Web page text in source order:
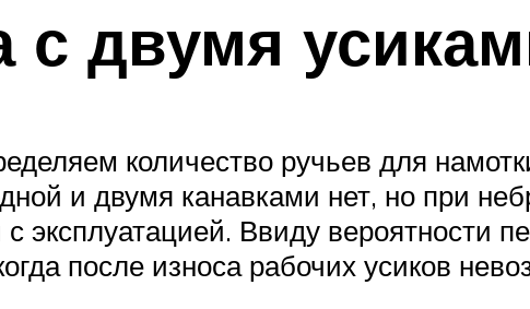
с двумя
количество ручьев для
и двумя канавками нет, но при
Ввиду вероятности
после износа рабочих усиков